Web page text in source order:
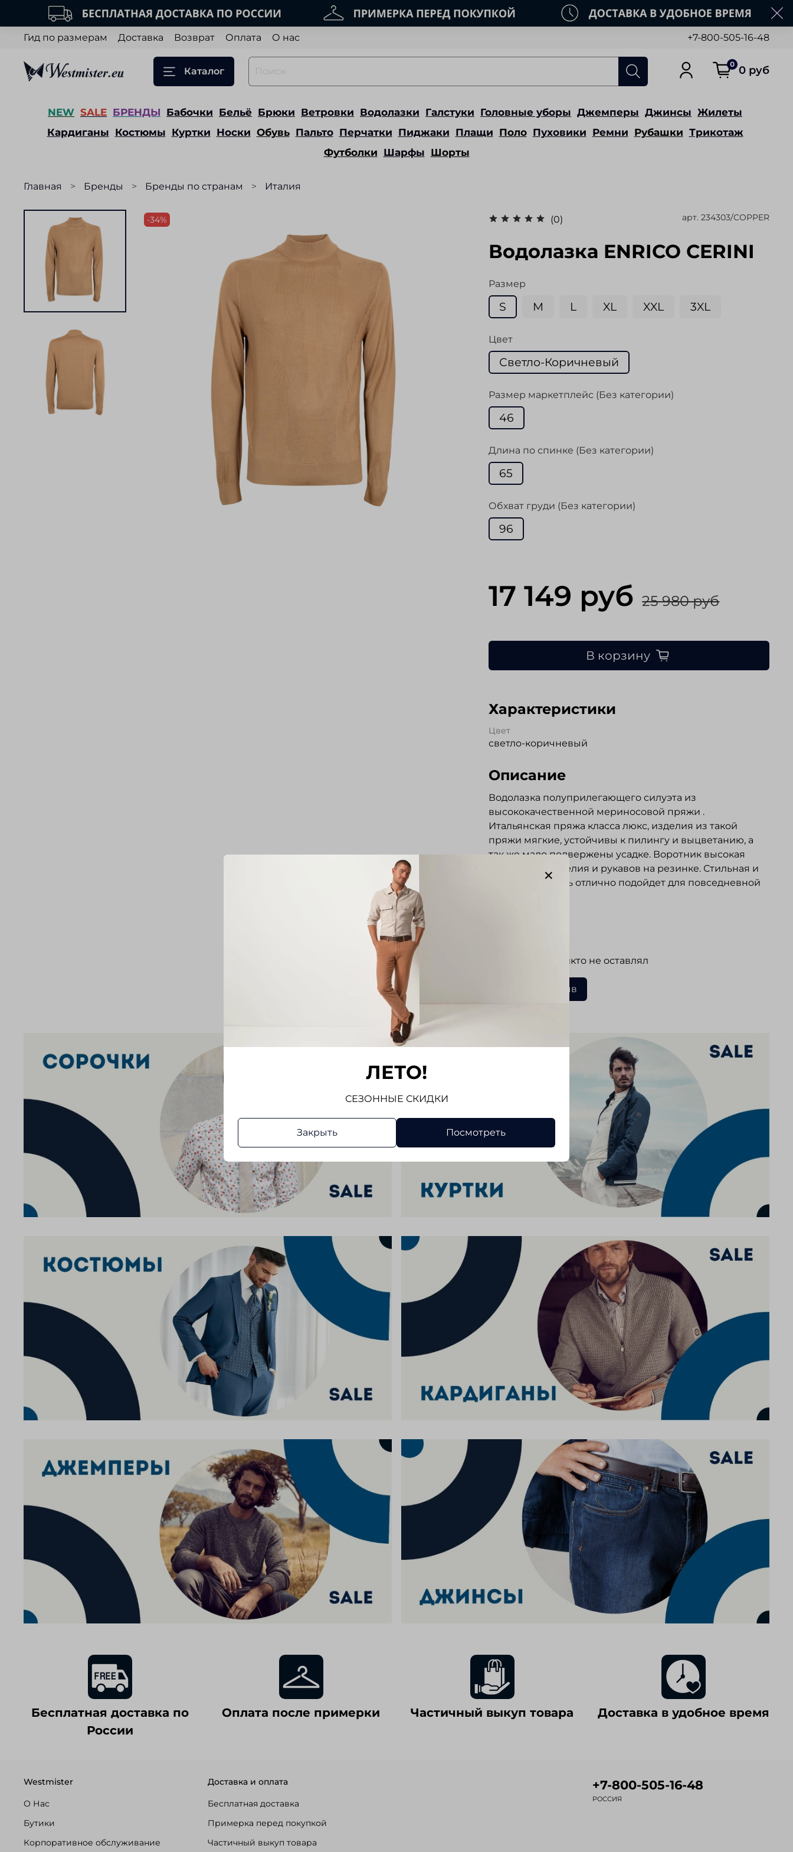
Гид по размерам Доставка Возврат Оплата О нас +7-800-505-16-48
Каталог
0 0 руб
NEW SALE БРЕНДЫ Бабочки Бельё Брюки Ветровки Водолазки Галстуки Головные уборы Джемперы Джинсы Жилеты
Кардиганы Костюмы Куртки Носки Обувь Пальто Перчатки Пиджаки Плащи Поло Пуховики Ремни Рубашки Трикотаж
Футболки Шарфы Шорты
Главная Бренды Бренды по странам Италия
-34% (0) арт. 234303/COPPER
Водолазка ENRICO CERINI
Размер
S M L XL XXL 3XL
Цвет
Светло-Коричневый
Размер маркетплейс (Без категории)
46
Длина по спинке (Без категории)
65
Обхват груди (Без категории)
96
17 149 руб 25 980 руб
В корзину
Характеристики
Цвет
светло-коричневый
Описание
Водолазка полуприлегающего силуэта из
высококачественной мериносовой пряжи .
Итальянская пряжа класса люкс, изделия из такой
пряжи мягкие, устойчивы к пилингу и выцветанию, а
так же мало подвержены усадке. Воротник высокая
стойка. Низ изделия и рукавов на резинке. Стильная и
элегантная вещь отлично подойдет для повседневной
Отзывов еще никто не оставлял
Написать отзыв
Бесплатная доставка по
России
Оплата после примерки Частичный выкуп товара Доставка в удобное время
Westmister
О Нас
Бутики
Корпоративное обслуживание
Доставка и оплата
Бесплатная доставка
Примерка перед покупкой
Частичный выкуп товара
+7-800-505-16-48
РОССИЯ
ЛЕТО!
СЕЗОННЫЕ СКИДКИ
Закрыть Посмотреть